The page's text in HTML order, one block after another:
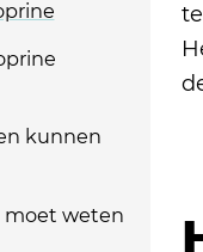
kunnen
moet weten